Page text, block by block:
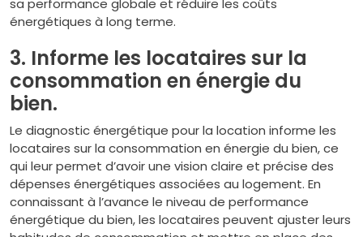
sa performance globale et réduire les coûts
énergétiques à long terme.
3. Informe les locataires sur la
consommation en énergie du
bien.
Le diagnostic énergétique pour la location informe les
locataires sur la consommation en énergie du bien, ce
qui leur permet d’avoir une vision claire et précise des
dépenses énergétiques associées au logement. En
connaissant à l’avance le niveau de performance
énergétique du bien, les locataires peuvent ajuster leurs